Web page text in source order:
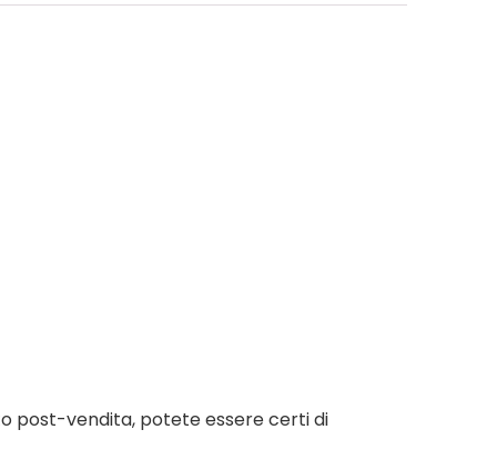
post-vendita, potete essere certi di